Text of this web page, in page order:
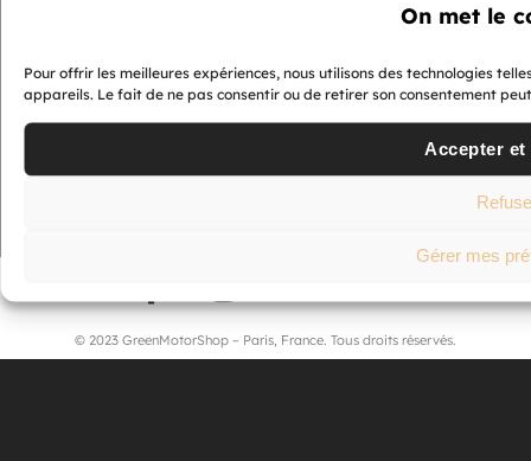
On met le
Pour offrir les meilleures expériences, nous utilisons des technologies
appareils. Le fait de ne pas consentir ou de retirer son consentement
Accepter et
Gérer mes
roues
électriques.
Retrouvez
et nos
© 2023 GreenMotorShop – Paris, France. Tous droits réservés.